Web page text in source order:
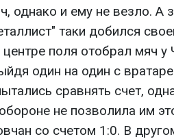
однако и ему не везло. А
таки добился
поля отобрал мяч у
один на один с
сравнять счет,
не позволила им
со счетом 1:0. В